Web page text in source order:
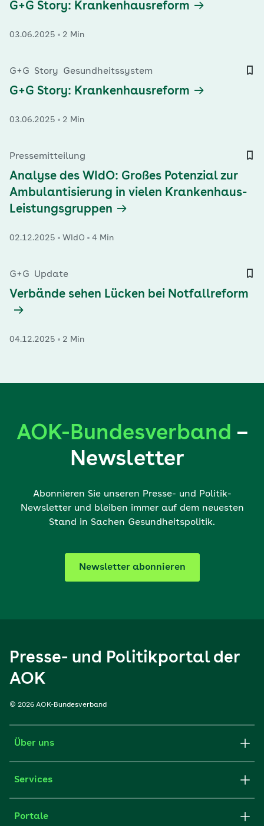
G+G Story: Krankenhausreform
03.06.2025 2 Min
G+G Story Gesundheitssystem
G+G Story: Krankenhausreform
03.06.2025 2 Min
Pressemitteilung
Analyse des WIdO: Großes Potenzial zur
Ambulantisierung in vielen Krankenhaus-
Leistungsgruppen
02.12.2025 WIdO 4 Min
G+G Update
Verbände sehen Lücken bei Notfallreform
04.12.2025 2 Min
AOK-Bundesverband –
Newsletter
Abonnieren Sie unseren Presse- und Politik-
Newsletter und bleiben immer auf dem neuesten
Stand in Sachen Gesundheitspolitik.
Newsletter abonnieren
Presse- und Politikportal der
AOK
© 2026 AOK-Bundesverband
Über uns
Services
Portale